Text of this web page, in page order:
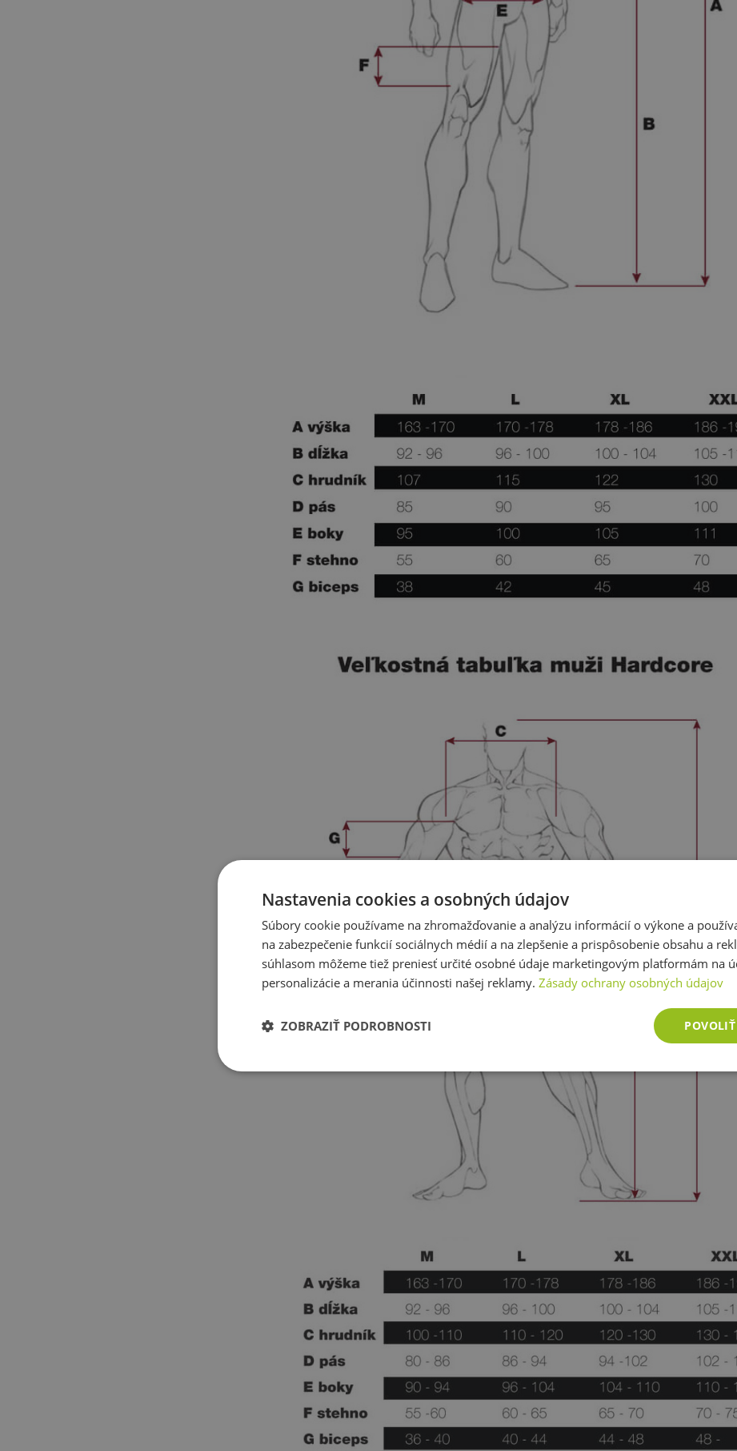
Nastavenia cookies a osobných údajov
Súbory cookie používame na zhromažďovanie a analýzu informácií o výkone a
na zabezpečenie funkcií sociálnych médií a na zlepšenie a prispôsobenie obsahu a
súhlasom môžeme tiež preniesť určité osobné údaje marketingovým platformám na
personalizácie a merania účinnosti našej reklamy. Zásady ochrany osobných údajov
ZOBRAZIŤ PODROBNOSTI